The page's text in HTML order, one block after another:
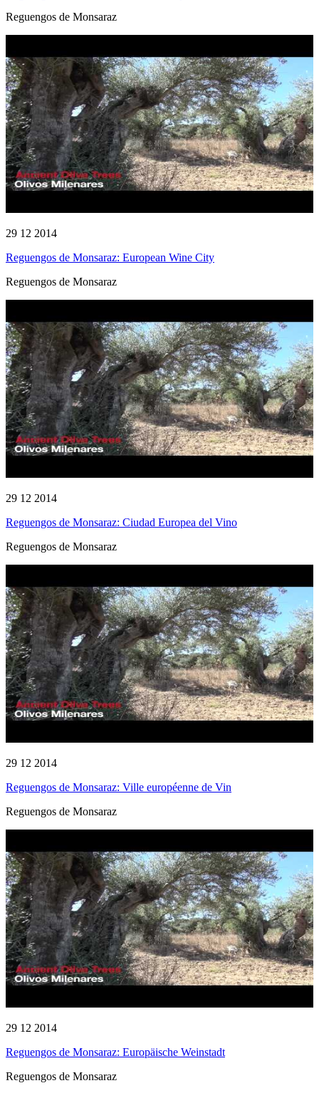
Reguengos de Monsaraz
29 12 2014
Reguengos de Monsaraz: European Wine City
Reguengos de Monsaraz
29 12 2014
Reguengos de Monsaraz: Ciudad Europea del Vino
Reguengos de Monsaraz
29 12 2014
Reguengos de Monsaraz: Ville européenne de Vin
Reguengos de Monsaraz
29 12 2014
Reguengos de Monsaraz: Europäische Weinstadt
Reguengos de Monsaraz